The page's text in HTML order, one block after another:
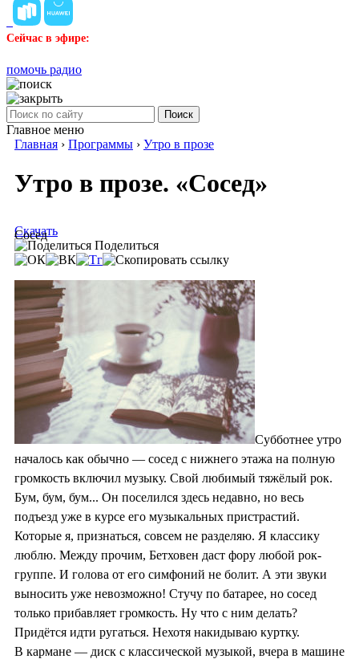
Сейчас в эфире:
помочь радио
Поиск
Главное меню
Главная › Программы › Утро в прозе
Утро в прозе. «Сосед»
Сосед
Скачать
Поделиться
Субботнее утро
началось как обычно — сосед с нижнего этажа на полную
громкость включил музыку. Свой любимый тяжёлый рок.
Бум, бум, бум... Он поселился здесь недавно, но весь
подъезд уже в курсе его музыкальных пристрастий.
Которые я, признаться, совсем не разделяю. Я классику
люблю. Между прочим, Бетховен даст фору любой рок-
группе. И голова от его симфоний не болит. А эти звуки
выносить уже невозможно! Стучу по батарее, но сосед
только прибавляет громкость. Ну что с ним делать?
Придётся идти ругаться. Нехотя накидываю куртку.
В кармане — диск с классической музыкой, вчера в машине